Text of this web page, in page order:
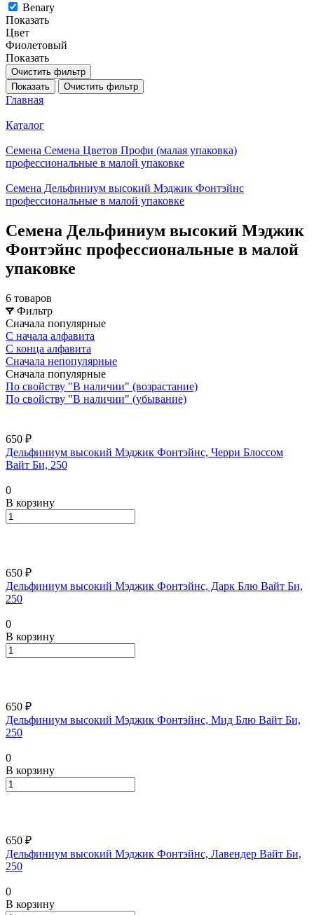
Benary
Показать
Цвет
Фиолетовый
Показать
Очистить фильтр
Показать
Очистить фильтр
Главная
Каталог
Семена Семена Цветов Профи (малая упаковка)
профессиональные в малой упаковке
Семена Дельфиниум высокий Мэджик Фонтэйнс
профессиональные в малой упаковке
Семена Дельфиниум высокий Мэджик
Фонтэйнс профессиональные в малой
упаковке
6 товаров
Фильтр
Сначала популярные
С начала алфавита
С конца алфавита
Сначала непопулярные
Сначала популярные
По свойству "В наличии" (возрастание)
По свойству "В наличии" (убывание)
650 ₽
Дельфиниум высокий Мэджик Фонтэйнс, Черри Блоссом
Вайт Би, 250
0
В корзину
650 ₽
Дельфиниум высокий Мэджик Фонтэйнс, Дарк Блю Вайт Би,
250
0
В корзину
650 ₽
Дельфиниум высокий Мэджик Фонтэйнс, Мид Блю Вайт Би,
250
0
В корзину
650 ₽
Дельфиниум высокий Мэджик Фонтэйнс, Лавендер Вайт Би,
250
0
В корзину